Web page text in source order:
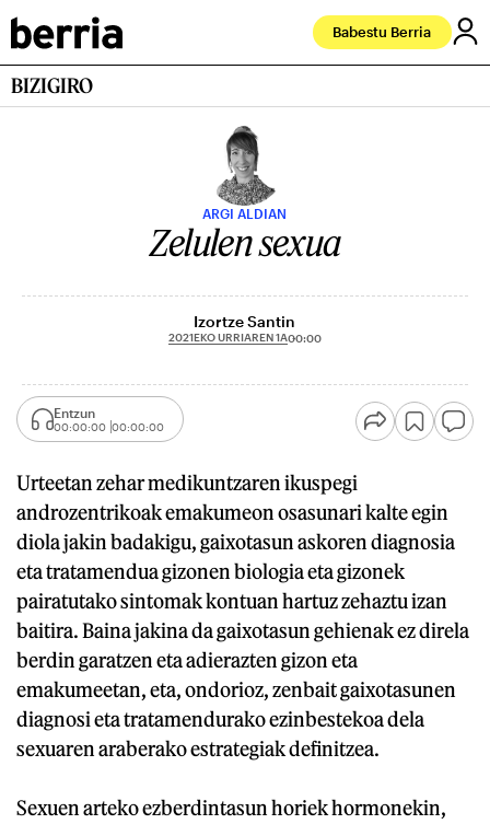
Babestu Berria
BIZIGIRO
ARGI ALDIAN
Zelulen sexua
Izortze Santin
2021EKO URRIAREN 1A00:00
Entzun
00:00:00 00:00:00
Urteetan zehar medikuntzaren ikuspegi
androzentrikoak emakumeon osasunari kalte egin
diola jakin badakigu, gaixotasun askoren diagnosia
eta tratamendua gizonen biologia eta gizonek
pairatutako sintomak kontuan hartuz zehaztu izan
baitira. Baina jakina da gaixotasun gehienak ez direla
berdin garatzen eta adierazten gizon eta
emakumeetan, eta, ondorioz, zenbait gaixotasunen
diagnosi eta tratamendurako ezinbestekoa dela
sexuaren araberako estrategiak definitzea.
Sexuen arteko ezberdintasun horiek hormonekin,